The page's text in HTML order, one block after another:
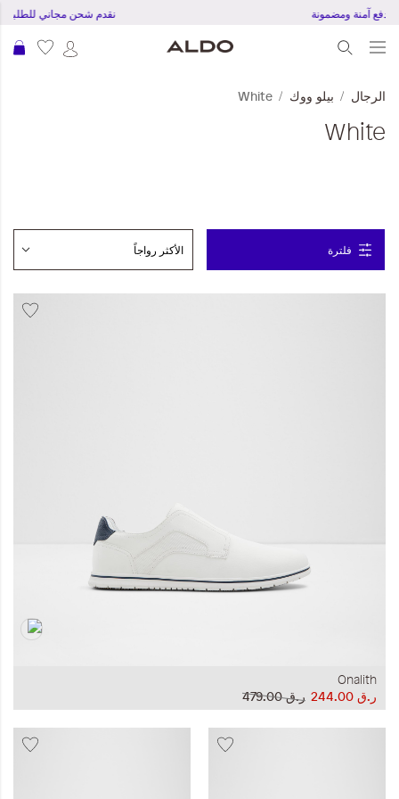
نقدم شحن مجاني للطلبات تجربة دفع آمنة ومضمونة
ملابس العمل
Leather Collection
الرجال بيلو ووك White
White
فلترة
Onalith
ر.ق‏ 479.00
ر.ق‏ 244.00